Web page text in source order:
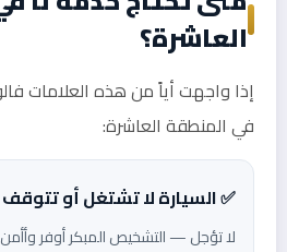
العاشرة؟
إذا واجهت أياً من هذه العلامات
في المنطقة العاشرة:
✅ السيارة لا تشتغل أو
لا تؤجل — التشخيص المبكر أوفر وأأمن